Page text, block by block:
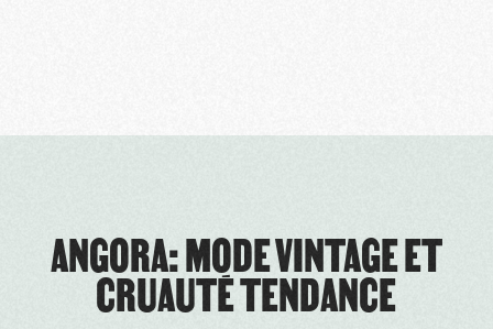
ANGORA: MODE VINTAGE ET
CRUAUTÉ TENDANCE